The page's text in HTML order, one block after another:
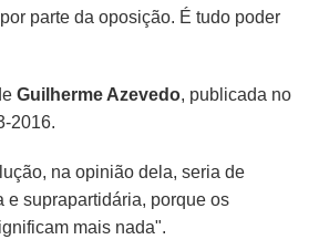
parte da oposição. É tudo poder
Guilherme Azevedo, publicada no
2016.
na opinião dela, seria de
e suprapartidária, porque os
mais nada".